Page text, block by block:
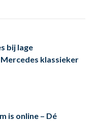
bij lage
klassieker
is online – Dé